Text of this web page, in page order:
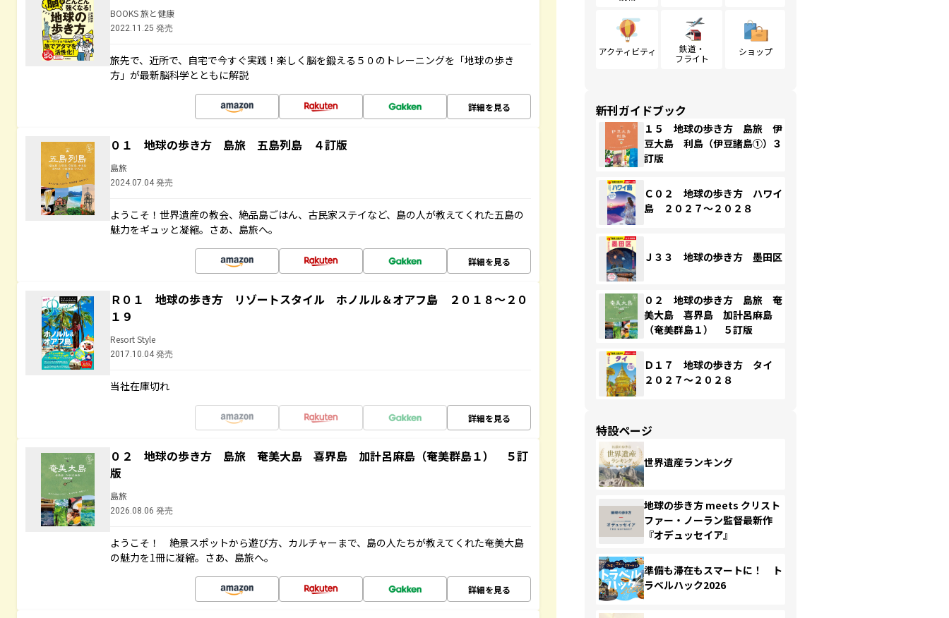
BOOKS 旅と健康
2022.11.25 発売
旅先で、近所で、自宅で今すぐ実践！楽しく脳を鍛える５０のトレーニングを「地球の歩き
方」が最新脳科学とともに解説
詳細を見る
０１ 地球の歩き方 島旅 五島列島 ４訂版
島旅
2024.07.04 発売
ようこそ！世界遺産の教会、絶品島ごはん、古民家ステイなど、島の人が教えてくれた五島の
魅力をギュッと凝縮。さあ、島旅へ。
詳細を見る
Ｒ０１ 地球の歩き方 リゾートスタイル ホノルル＆オアフ島 ２０１８～２０
１９
Resort Style
2017.10.04 発売
当社在庫切れ
詳細を見る
０２ 地球の歩き方 島旅 奄美大島 喜界島 加計呂麻島（奄美群島１） ５訂
版
島旅
2026.08.06 発売
ようこそ！ 絶景スポットから遊び方、カルチャーまで、島の人たちが教えてくれた奄美大島
の魅力を1冊に凝縮。さあ、島旅へ。
詳細を見る
アクティビティ
鉄道・
フライト
ショップ
新刊ガイドブック
１５ 地球の歩き方 島旅 伊
豆大島 利島（伊豆諸島①）３
訂版
Ｃ０２ 地球の歩き方 ハワイ
島 ２０２７～２０２８
Ｊ３３ 地球の歩き方 墨田区
０２ 地球の歩き方 島旅 奄
美大島 喜界島 加計呂麻島
（奄美群島１） ５訂版
Ｄ１７ 地球の歩き方 タイ
２０２７～２０２８
特設ページ
世界遺産ランキング
地球の歩き方 meets クリスト
ファー・ノーラン監督最新作
『オデュッセイア』
準備も滞在もスマートに！ ト
ラベルハック2026